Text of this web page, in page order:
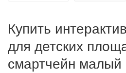
Купить
для детских
смартчейн малый